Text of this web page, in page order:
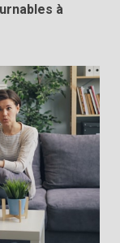
à